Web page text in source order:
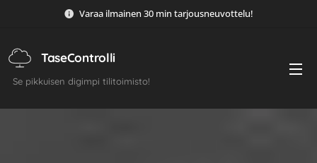
Varaa ilmainen 30 min tarjousneuvottelu!
TaseControlli
Se pikkuisen digimpi tilitoimisto!